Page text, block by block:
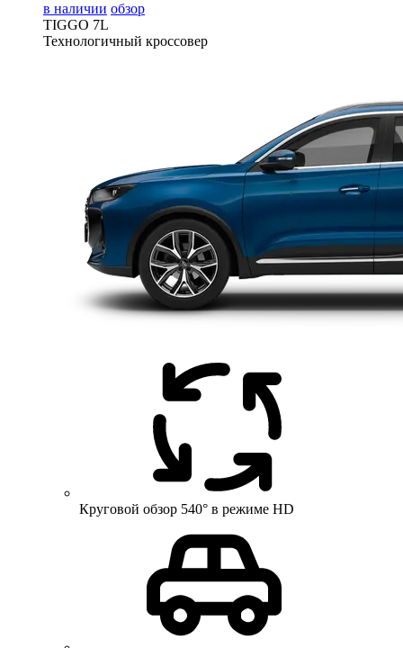
в наличии обзор
TIGGO 7L
Технологичный кроссовер
Круговой обзор 540° в режиме HD